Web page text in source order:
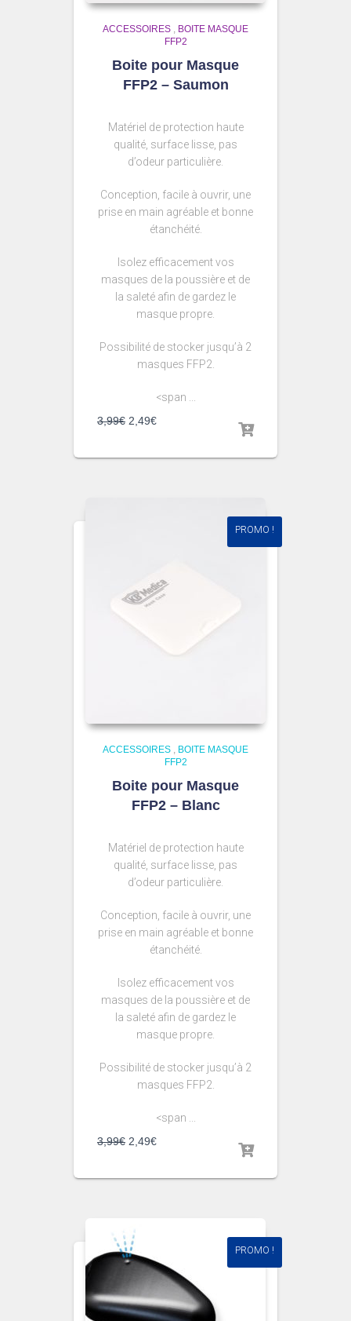
ACCESSOIRES , BOITE MASQUE
FFP2
Boite pour Masque
FFP2 – Saumon
Matériel de protection haute
qualité, surface lisse, pas
d’odeur particulière.
Conception, facile à ouvrir, une
prise en main agréable et bonne
étanchéité.
Isolez efficacement vos
masques de la poussière et de
la saleté afin de gardez le
masque propre.
Possibilité de stocker jusqu’à 2
masques FFP2.
<span ...
3,99€ 2,49€
PROMO !
ACCESSOIRES , BOITE MASQUE
FFP2
Boite pour Masque
FFP2 – Blanc
Matériel de protection haute
qualité, surface lisse, pas
d’odeur particulière.
Conception, facile à ouvrir, une
prise en main agréable et bonne
étanchéité.
Isolez efficacement vos
masques de la poussière et de
la saleté afin de gardez le
masque propre.
Possibilité de stocker jusqu’à 2
masques FFP2.
<span ...
3,99€ 2,49€
PROMO !